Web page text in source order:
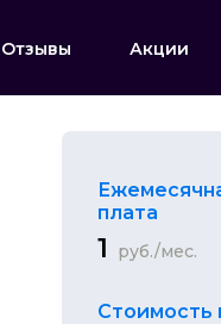
Отзывы Акции
плата
1 руб./мес.
Стоимость